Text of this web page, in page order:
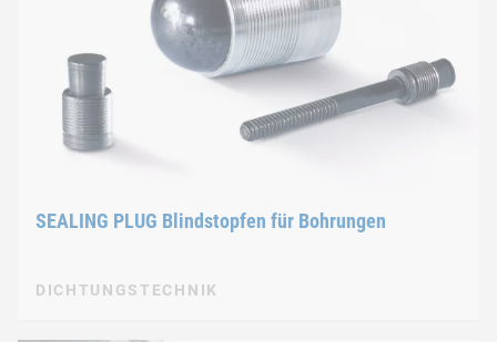
SEALING PLUG Blindstopfen für Bohrungen
DICHTUNGSTECHNIK